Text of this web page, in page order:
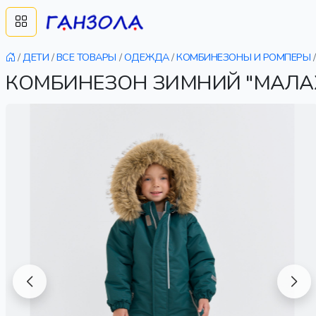
/ДЕТИ /ВСЕ ТОВАРЫ /ОДЕЖДА/КОМБИНЕЗОНЫ И РОМПЕРЫ /
КОМБИНЕЗОН ЗИМНИЙ